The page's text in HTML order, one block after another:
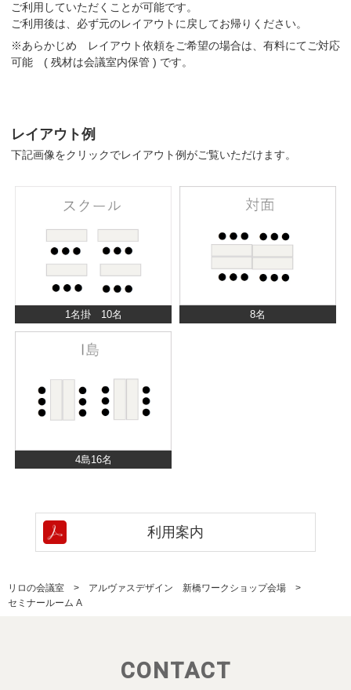
ご利用していただくことが可能です。
ご利用後は、必ず元のレイアウトに戻してお帰りください。
※あらかじめ レイアウト依頼をご希望の場合は、有料にてご対応
可能 ( 残材は会議室内保管 ) です。
レイアウト例
下記画像をクリックでレイアウト例がご覧いただけます。
1名掛 10名 8名
4島16名
利用案内
リロの会議室
アルヴァスデザイン 新橋ワークショップ会場
セミナールーム A
CONTACT